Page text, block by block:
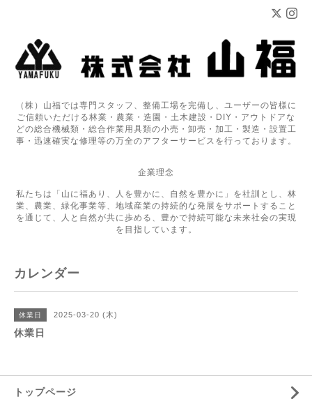
（株）山福では専門スタッフ、整備工場を完備し、ユーザーの皆様に
ご信頼いただける林業・農業・造園・土木建設・DIY・アウトドアな
どの総合機械類・総合作業用具類の小売・卸売・加工・製造・設置工
事・迅速確実な修理等の万全のアフターサービスを行っております。
企業理念
私たちは「山に福あり、人を豊かに、自然を豊かに」を社訓とし、林
業、農業、緑化事業等、地域産業の持続的な発展をサポートすること
を通じて、人と自然が共に歩める、豊かで持続可能な未来社会の実現
を目指しています。
カレンダー
休業日 2025-03-20 (木)
休業日
トップページ